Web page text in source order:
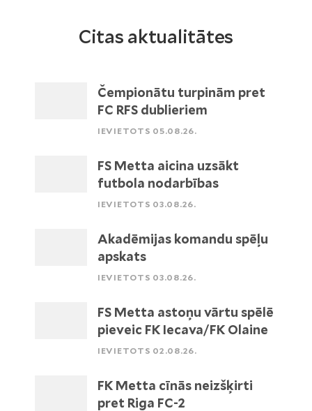
Citas aktualitātes
Čempionātu turpinām pret
FC RFS dublieriem
IEVIETOTS 05.08.26.
FS Metta aicina uzsākt
futbola nodarbības
IEVIETOTS 03.08.26.
Akadēmijas komandu spēļu
apskats
IEVIETOTS 03.08.26.
FS Metta astoņu vārtu spēlē
pieveic FK Iecava/FK Olaine
IEVIETOTS 02.08.26.
FK Metta cīnās neizšķirti
pret Riga FC-2